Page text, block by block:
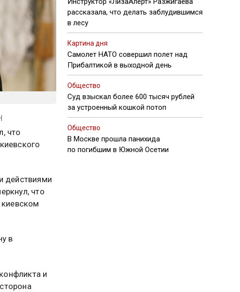
что
действиями
что
в
и
рассказала, что делать заблудившимся
в лесу
Картина дня
Самолет НАТО совершил полет над
Прибалтикой в выходной день
Общество
Суд взыскал более 600 тысяч рублей
за устроенный кошкой потоп
Общество
В Москве прошла панихида
по погибшим в Южной Осетии